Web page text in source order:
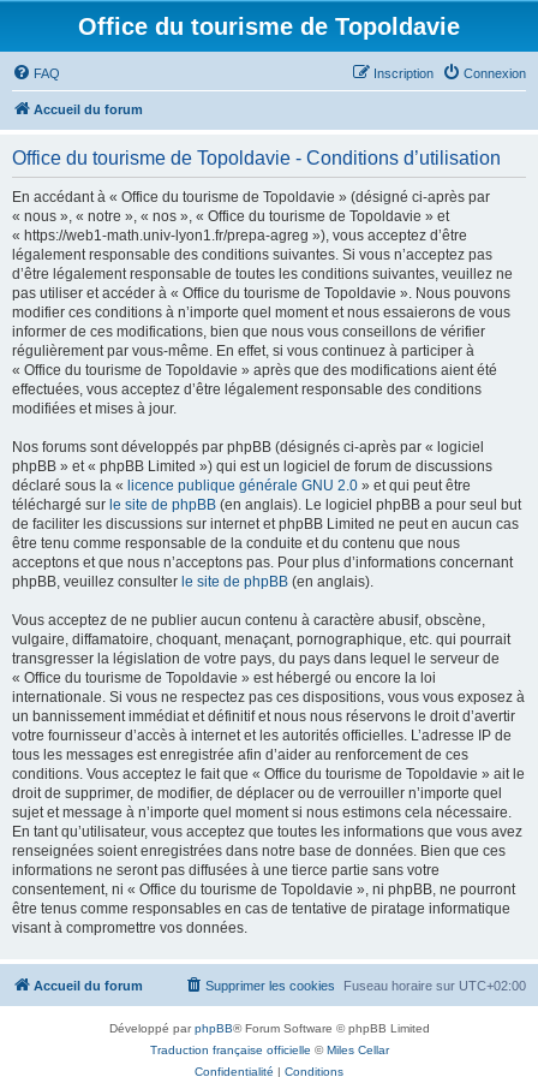
Office du tourisme de Topoldavie
FAQ Connexion
Inscription
Accueil du forum
Office du tourisme de Topoldavie - Conditions d’utilisation
En accédant à « Office du tourisme de Topoldavie » (désigné ci-après par
« nous », « notre », « nos », « Office du tourisme de Topoldavie » et
« https://web1-math.univ-lyon1.fr/prepa-agreg »), vous acceptez d’être
légalement responsable des conditions suivantes. Si vous n’acceptez pas
d’être légalement responsable de toutes les conditions suivantes, veuillez ne
pas utiliser et accéder à « Office du tourisme de Topoldavie ». Nous pouvons
modifier ces conditions à n’importe quel moment et nous essaierons de vous
informer de ces modifications, bien que nous vous conseillons de vérifier
régulièrement par vous-même. En effet, si vous continuez à participer à
« Office du tourisme de Topoldavie » après que des modifications aient été
effectuées, vous acceptez d’être légalement responsable des conditions
modifiées et mises à jour.
Nos forums sont développés par phpBB (désignés ci-après par « logiciel
phpBB » et « phpBB Limited ») qui est un logiciel de forum de discussions
déclaré sous la « licence publique générale GNU 2.0 » et qui peut être
téléchargé sur le site de phpBB (en anglais). Le logiciel phpBB a pour seul but
de faciliter les discussions sur internet et phpBB Limited ne peut en aucun cas
être tenu comme responsable de la conduite et du contenu que nous
acceptons et que nous n’acceptons pas. Pour plus d’informations concernant
phpBB, veuillez consulter le site de phpBB (en anglais).
Vous acceptez de ne publier aucun contenu à caractère abusif, obscène,
vulgaire, diffamatoire, choquant, menaçant, pornographique, etc. qui pourrait
transgresser la législation de votre pays, du pays dans lequel le serveur de
« Office du tourisme de Topoldavie » est hébergé ou encore la loi
internationale. Si vous ne respectez pas ces dispositions, vous vous exposez à
un bannissement immédiat et définitif et nous nous réservons le droit d’avertir
votre fournisseur d’accès à internet et les autorités officielles. L’adresse IP de
tous les messages est enregistrée afin d’aider au renforcement de ces
conditions. Vous acceptez le fait que « Office du tourisme de Topoldavie » ait le
droit de supprimer, de modifier, de déplacer ou de verrouiller n’importe quel
sujet et message à n’importe quel moment si nous estimons cela nécessaire.
En tant qu’utilisateur, vous acceptez que toutes les informations que vous avez
renseignées soient enregistrées dans notre base de données. Bien que ces
informations ne seront pas diffusées à une tierce partie sans votre
consentement, ni « Office du tourisme de Topoldavie », ni phpBB, ne pourront
être tenus comme responsables en cas de tentative de piratage informatique
visant à compromettre vos données.
Accueil du forum Fuseau horaire sur UTC+02:00
Supprimer les cookies
Développé parphpBB® Forum Software © phpBB Limited
Traduction française officielle ©Miles Cellar
Confidentialité | Conditions